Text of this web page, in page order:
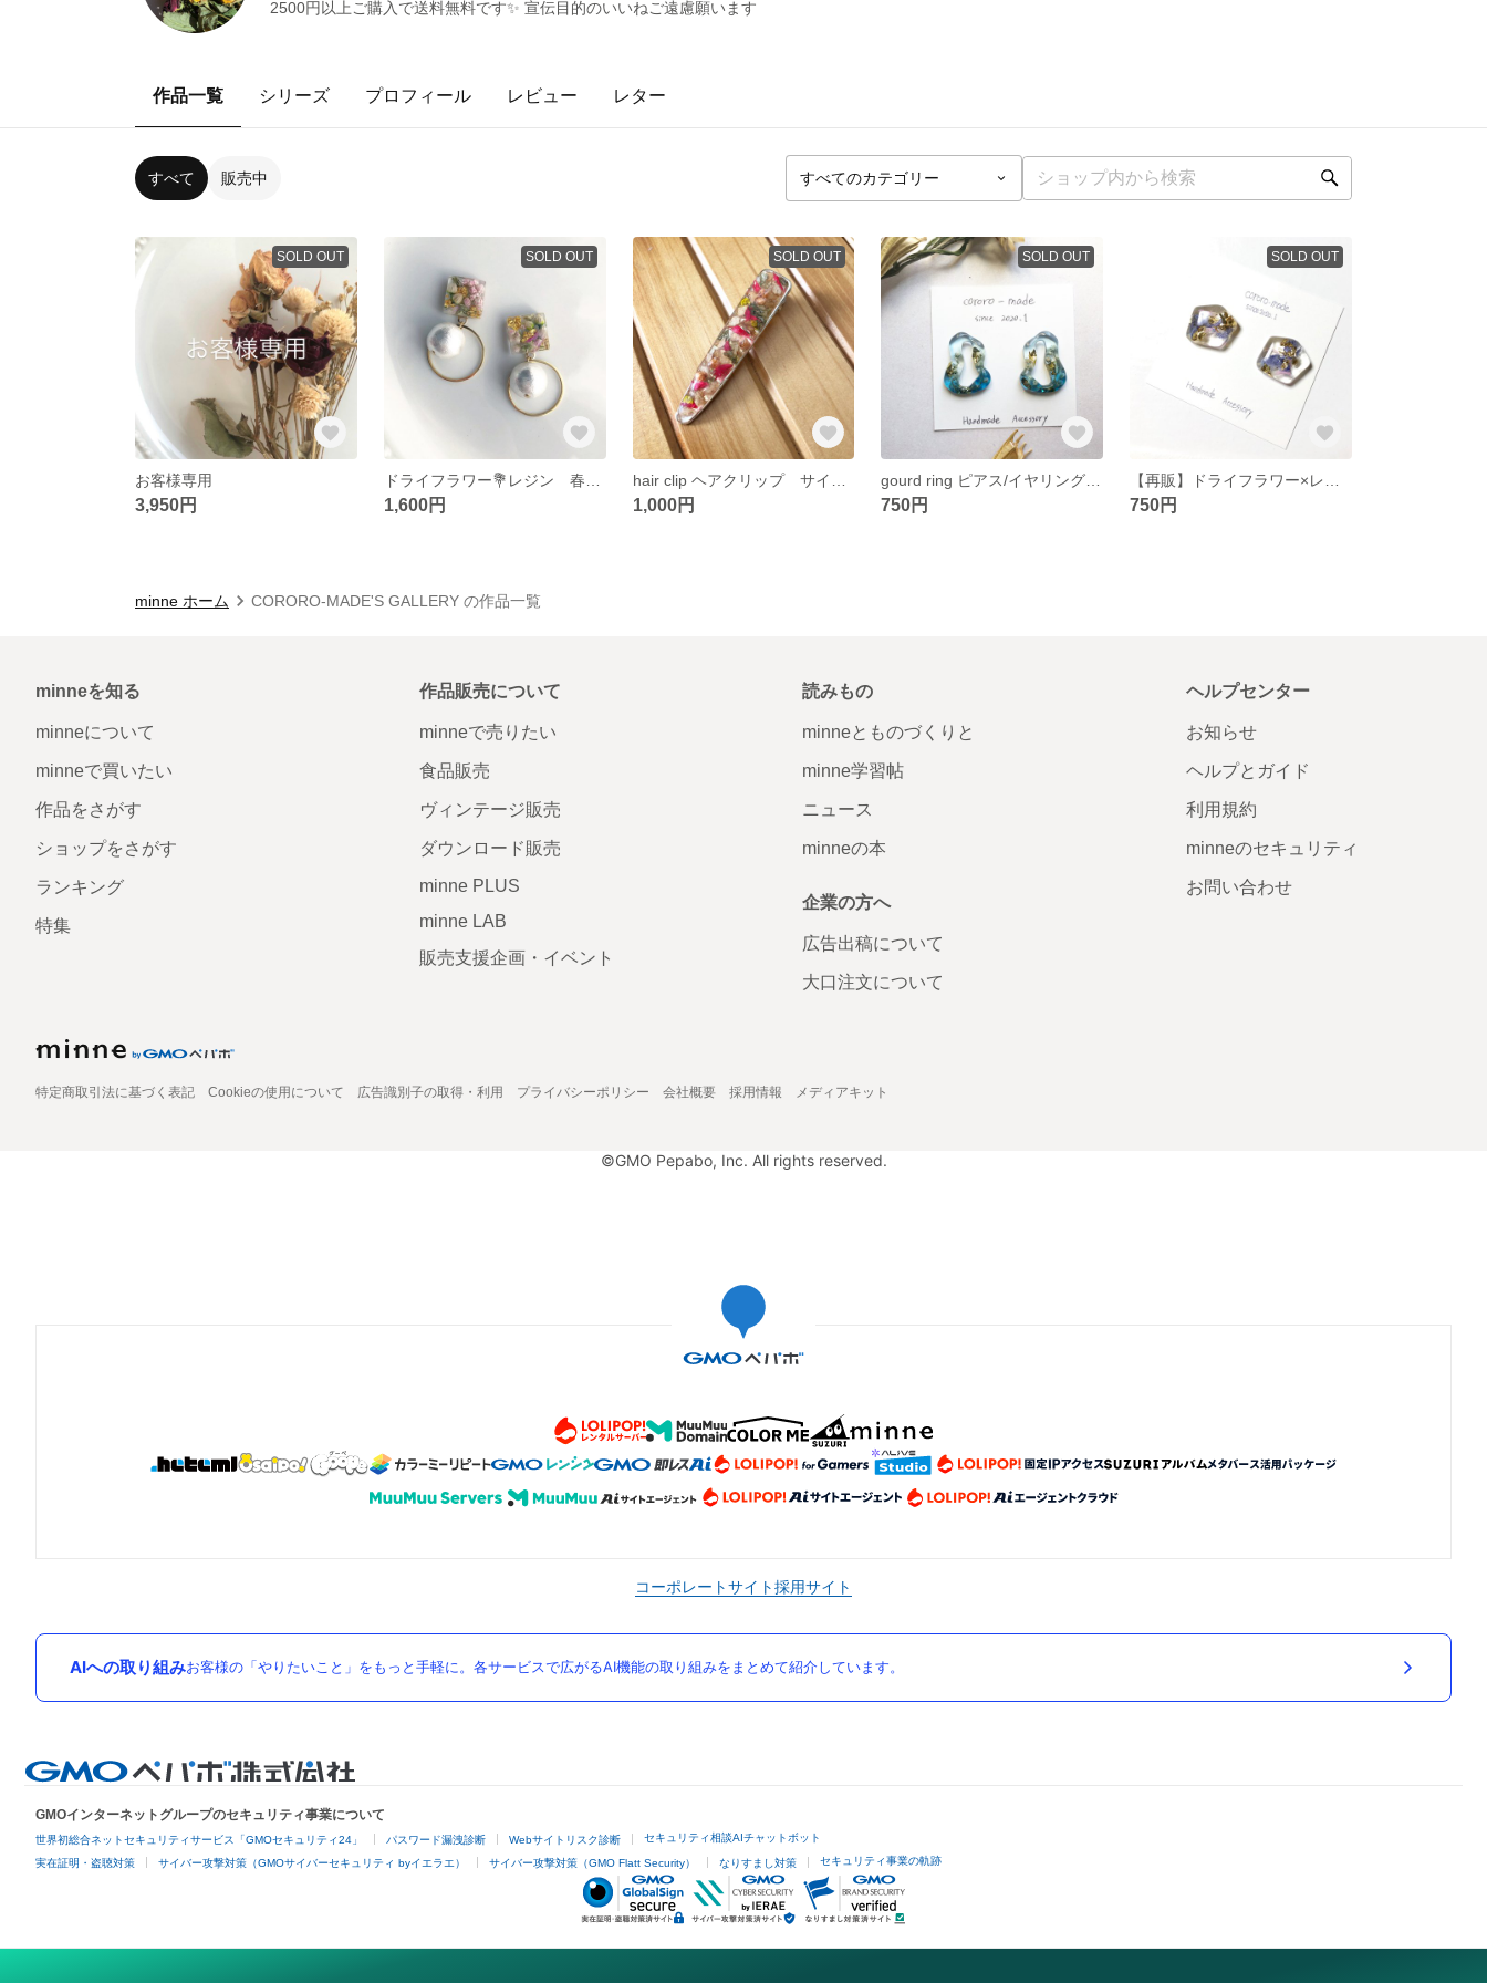
2500円以上ご購入で送料無料です✨ 宣伝目的のいいねご遠慮願います
作品一覧 シリーズ プロフィール レビュー レター
すべて 販売中
SOLD OUT
お客様専用
3,950円
SOLD OUT
1,600円
SOLD OUT
1,000円
SOLD OUT
750円
SOLD OUT
750円
minne ホーム CORORO-MADE'S GALLERY の作品一覧
minneを知る
minneについて
minneで買いたい
作品をさがす
ショップをさがす
ランキング
特集
作品販売について
minneで売りたい
食品販売
ヴィンテージ販売
ダウンロード販売
minne PLUS
minne LAB
販売支援企画・イベント
読みもの
minneとものづくりと
minne学習帖
ニュース
minneの本
企業の方へ
広告出稿について
大口注文について
ヘルプセンター
お知らせ
ヘルプとガイド
利用規約
minneのセキュリティ
お問い合わせ
特定商取引法に基づく表記 Cookieの使用について 広告識別子の取得・利用 プライバシーポリシー 会社概要 採用情報 メディアキット
©GMO Pepabo, Inc. All rights reserved.
コーポレートサイト採用サイト
AIへの取り組みお客様の「やりたいこと」をもっと手軽に。各サービスで広がるAI機能の取り組みをまとめて紹介しています。
GMOインターネットグループのセキュリティ事業について
世界初総合ネットセキュリティサービス「GMOセキュリティ24」 パスワード漏洩診断 Webサイトリスク診断 セキュリティ相談AIチャットボット
実在証明・盗聴対策 サイバー攻撃対策（GMOサイバーセキュリティ byイエラエ） サイバー攻撃対策（GMO Flatt Security） なりすまし対策 セキュリティ事業の軌跡